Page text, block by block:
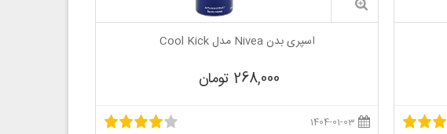
اسپری بدن Nivea مدل Cool Kick
268,000 تومان